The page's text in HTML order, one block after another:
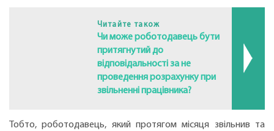
Читайте також
Чи може роботодавець бути
притягнутий до
відповідальності за не
проведення розрахунку при
звільненні працівника?
Тобто, роботодавець, який протягом місяця звільнив та